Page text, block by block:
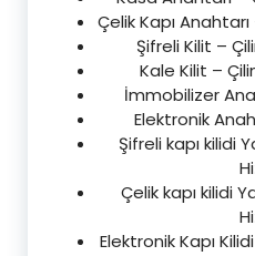
Çelik Kapı
Şifreli Kilit –
Kale Kilit –
İmmobilizer
Elektronik
Şifreli kapı kilidi
Çelik kapı kilidi
Elektronik Kapı